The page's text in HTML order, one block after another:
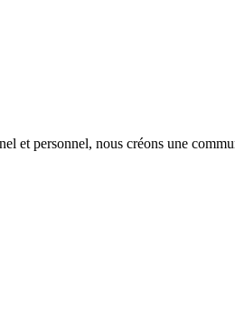
et personnel, nous créons une